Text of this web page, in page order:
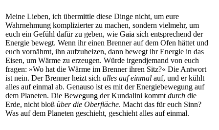
Meine Lieben, ich übermittle diese Dinge nicht, um eure
Wahrnehmung komplizierter zu machen, sondern vielmehr, um
euch ein Gefühl dafür zu geben, wie Gaia sich entsprechend der
Energie bewegt. Wenn ihr einen Brenner auf dem Ofen hättet und
euch vornähmt, ihn aufzuheizen, dann bewegt ihr Energie in das
Eisen, um Wärme zu erzeugen. Würde irgendjemand von euch
fragen: »Wo hat die Wärme im Brenner ihren Sitz?« Die Antwort
ist nein. Der Brenner heizt sich alles auf einmal auf, und er kühlt
alles auf einmal ab. Genauso ist es mit der Energiebewegung auf
dem Planeten. Die Bewegung der Kundalini kommt durch die
Erde, nicht bloß über die Oberfläche. Macht das für euch Sinn?
Was auf dem Planeten geschieht, geschieht alles auf einmal.